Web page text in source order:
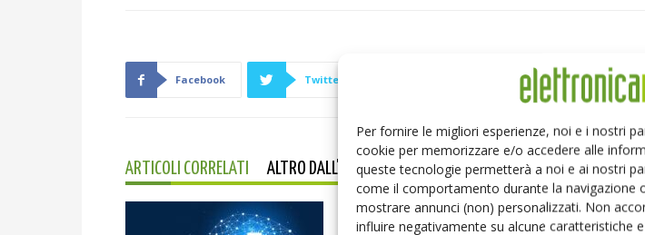
Per fornire le migliori esperienze, noi e i nostri
cookie per memorizzare e/o accedere alle
queste tecnologie permetterà a noi e ai nostri
come il comportamento durante la navigazione
mostrare annunci (non) personalizzati. Non
influire negativamente su alcune caratteristiche
Facebook Twitter Pinterest
ARTICOLI CORRELATI ALTRO DALL'AUTORE